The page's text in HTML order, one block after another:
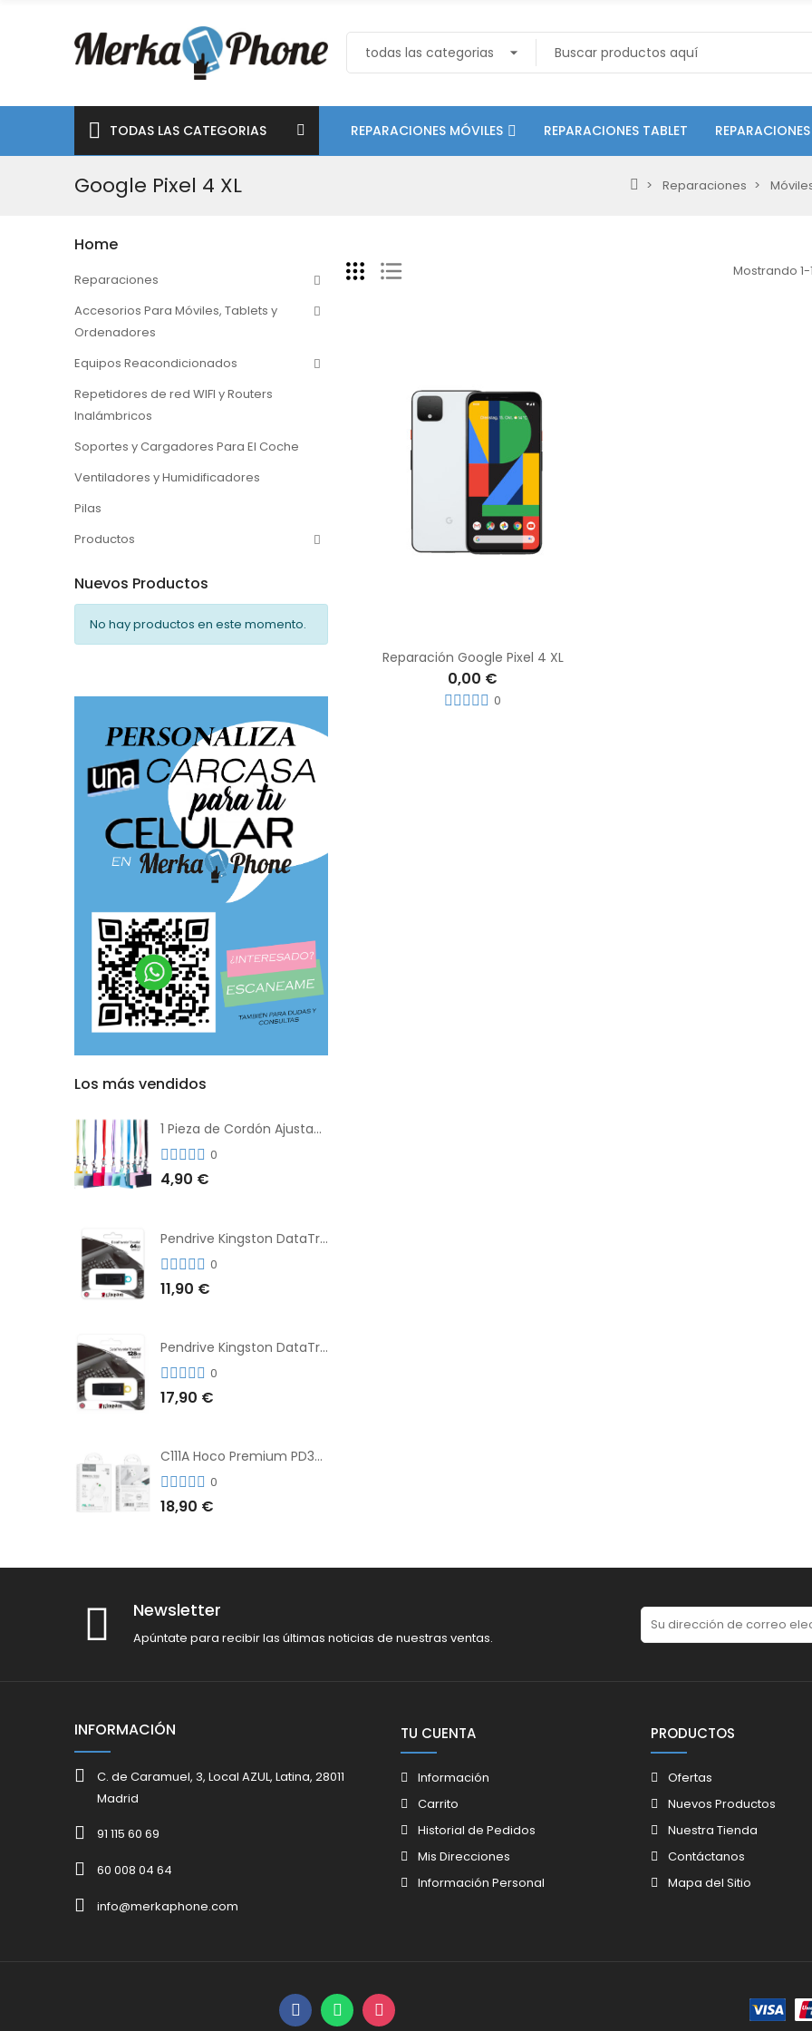
TODAS LAS CATEGORIAS REPARACIONES MÓVILES REPARACIONES TABLET
Google Pixel 4 XL Reparaciones
Home
Reparaciones
Accesorios Para Móviles, Tablets y
Ordenadores
Equipos Reacondicionados
Repetidores de red WIFI y Routers
Inalámbricos
Soportes y Cargadores Para El Coche
Ventiladores y Humidificadores
Pilas
Productos
Nuevos Productos
No hay productos en este momento.
Los más vendidos
1 Pieza de Cordón Ajustable Universal Para el Teléfono Con Clip Antipérdida
0
4,90 €
Pendrive Kingston DataTraveler® Exodia™ 64GB 3.2'
0
11,90 €
Pendrive Kingston DataTraveler® Exodia™ 128GB 3.2´
0
17,90 €
C111A Hoco Premium PD30W Adaptador de Carga Rápida Puerto Dual USB+Tipo C + Cable
0
18,90 €
Mostrando
Reparación Google Pixel 4 XL
0,00 €
0
Newsletter
Apúntate para recibir las últimas noticias de nuestras ventas.
INFORMACIÓN
C. de Caramuel, 3, Local AZUL, Latina, 28011
Madrid
91 115 60 69
60 008 04 64
info@merkaphone.com
TU CUENTA
Información
Carrito
Historial de Pedidos
Mis Direcciones
Información Personal
PRODUCTOS
Ofertas
Nuevos Productos
Nuestra Tienda
Contáctanos
Mapa del Sitio